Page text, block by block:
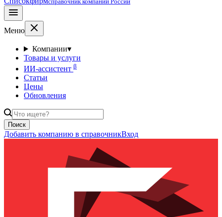
Меню
Компании▾
Товары и услуги
ИИ-ассистент β
Статьи
Цены
Обновления
Поиск
Добавить компанию в справочникВход